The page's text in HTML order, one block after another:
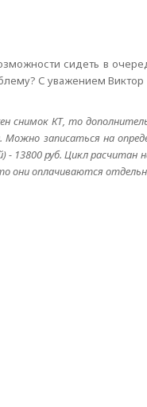
сидеть в
С уважением Виктор
снимок КТ, то
записаться на
13800 руб. Цикл расчитан
они оплачиваются